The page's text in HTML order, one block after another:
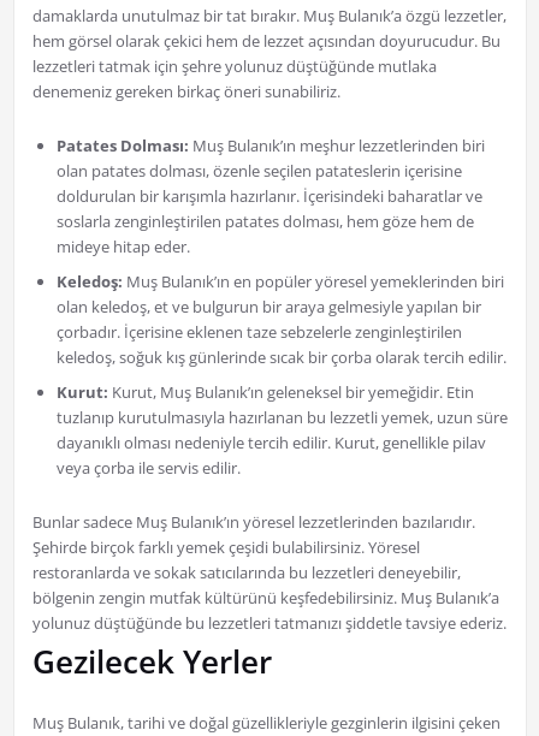
damaklarda unutulmaz bir tat bırakır. Muş Bulanık’a özgü lezzetler,
hem görsel olarak çekici hem de lezzet açısından doyurucudur. Bu
lezzetleri tatmak için şehre yolunuz düştüğünde mutlaka
denemeniz gereken birkaç öneri sunabiliriz.
Patates Dolması: Muş Bulanık’ın meşhur lezzetlerinden biri
olan patates dolması, özenle seçilen patateslerin içerisine
doldurulan bir karışımla hazırlanır. İçerisindeki baharatlar ve
soslarla zenginleştirilen patates dolması, hem göze hem de
mideye hitap eder.
Keledoş: Muş Bulanık’ın en popüler yöresel yemeklerinden biri
olan keledoş, et ve bulgurun bir araya gelmesiyle yapılan bir
çorbadır. İçerisine eklenen taze sebzelerle zenginleştirilen
keledoş, soğuk kış günlerinde sıcak bir çorba olarak tercih edilir.
Kurut: Kurut, Muş Bulanık’ın geleneksel bir yemeğidir. Etin
tuzlanıp kurutulmasıyla hazırlanan bu lezzetli yemek, uzun süre
dayanıklı olması nedeniyle tercih edilir. Kurut, genellikle pilav
veya çorba ile servis edilir.
Bunlar sadece Muş Bulanık’ın yöresel lezzetlerinden bazılarıdır.
Şehirde birçok farklı yemek çeşidi bulabilirsiniz. Yöresel
restoranlarda ve sokak satıcılarında bu lezzetleri deneyebilir,
bölgenin zengin mutfak kültürünü keşfedebilirsiniz. Muş Bulanık’a
yolunuz düştüğünde bu lezzetleri tatmanızı şiddetle tavsiye ederiz.
Gezilecek Yerler
Muş Bulanık, tarihi ve doğal güzellikleriyle gezginlerin ilgisini çeken